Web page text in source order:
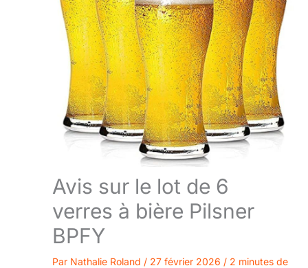
Avis sur le lot de 6
verres à bière Pilsner
BPFY
Par Nathalie Roland / 27 février 2026 / 2 minutes de